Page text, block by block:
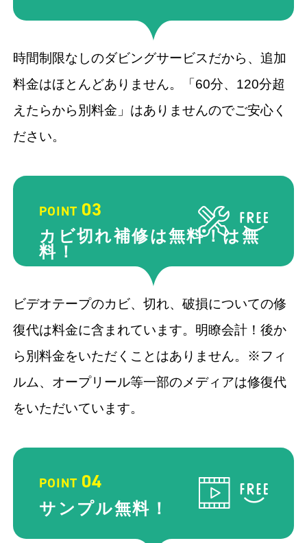
時間制限なしのダビングサービスだから、追加
料金はほとんどありません。「60分、120分超
えたらから別料金」はありませんのでご安心く
ださい。
POINT 03
カビ切れ補修は無料！は無
料！
ビデオテープのカビ、切れ、破損についての修
復代は料金に含まれています。明瞭会計！後か
ら別料金をいただくことはありません。※フィ
ルム、オープリール等一部のメディアは修復代
をいただいています。
POINT 04
サンプル無料！